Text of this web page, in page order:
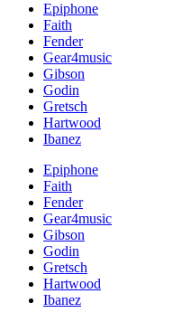
Epiphone
Faith
Fender
Gear4music
Gibson
Godin
Gretsch
Hartwood
Ibanez
Epiphone
Faith
Fender
Gear4music
Gibson
Godin
Gretsch
Hartwood
Ibanez